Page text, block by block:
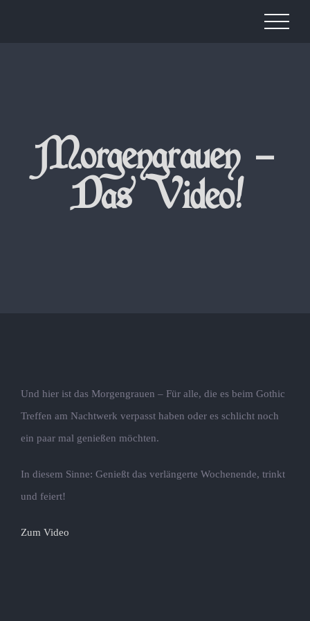
Morgengrauen –
Das Video!
Und hier ist das Morgengrauen – Für alle, die es beim Gothic
Treffen am Nachtwerk verpasst haben oder es schlicht noch
ein paar mal genießen möchten.
In diesem Sinne: Genießt das verlängerte Wochenende, trinkt
und feiert!
Zum Video